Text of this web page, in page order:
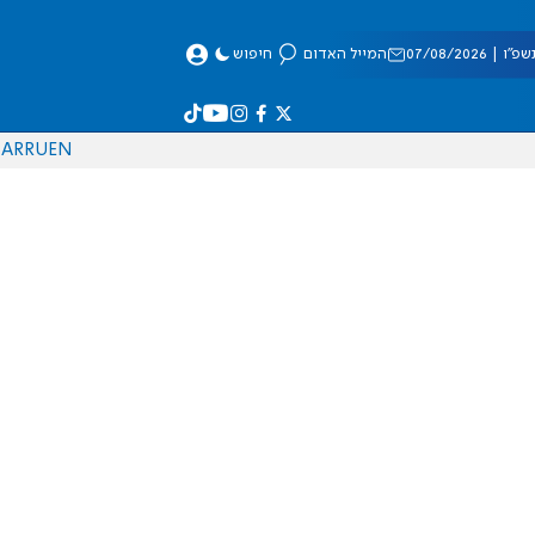
08/2026 המייל האדום חיפוש
EN
RU
AR